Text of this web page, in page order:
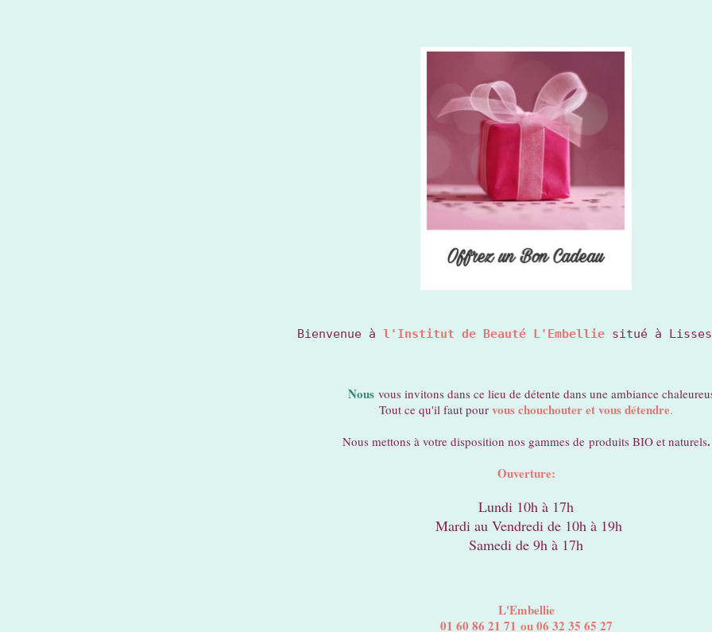
Bienvenue à l'Institut de Beauté L'Embellie situé à
Nous vous invitons dans ce lieu de détente dans une ambiance
Tout ce qu'il faut pour vous chouchouter et vous détendre.
Nous mettons à votre disposition nos gammes deproduits BIO et naturels.
Ouverture:
Lundi 10h à 17h
Mardi au Vendredi de 10h à 19h
Samedi de 9h à 17h
L'Embellie
01 60 86 21 71 ou 06 32 35 65 27